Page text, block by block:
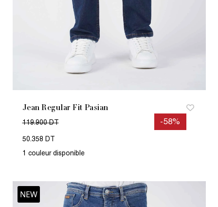
Jean Regular Fit Pasian
-58%
119.900 DT
50.358 DT
1 couleur disponible
NEW